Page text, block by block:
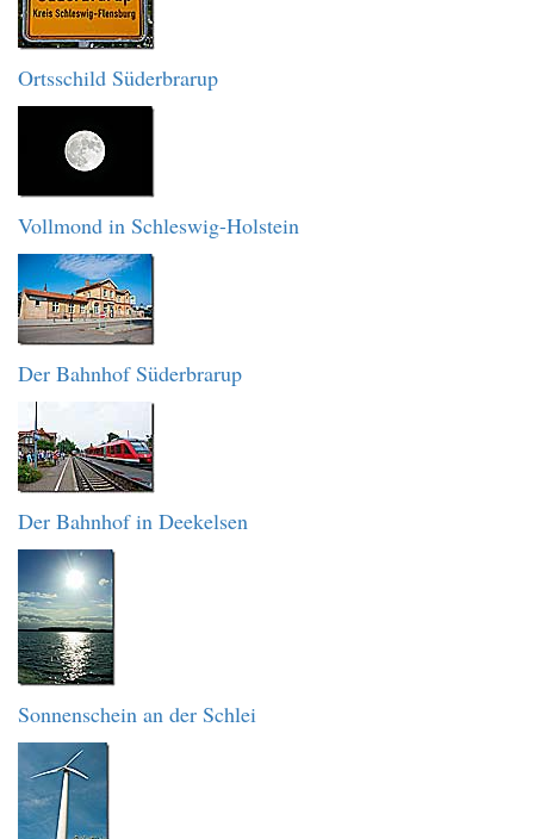
Ortsschild Süderbrarup
Vollmond in Schleswig-Holstein
Der Bahnhof Süderbrarup
Der Bahnhof in Deekelsen
Sonnenschein an der Schlei